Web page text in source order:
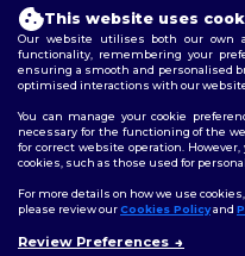
Terms & Conditions
Policy|Site Map
This website uses
Our website utilises both our own
functionality, remembering your
ensuring a smooth and personalised
optimised interactions with our
You can manage your cookie
necessary for the functioning of the
for correct website operation.
cookies, such as those used for
For more details on how we use
please review ourCookies Policyand
Review Preferences